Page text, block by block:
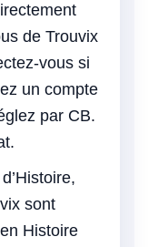
de Trouvix
vous si
un compte
par CB.
sont
Histoire